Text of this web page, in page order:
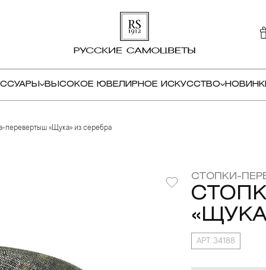
ВЫСОКОЕ ЮВЕЛИРНОЕ ИСКУССТВО
перевертыш «Щука» из серебра
СТОПКИ-
АРТ. 34188